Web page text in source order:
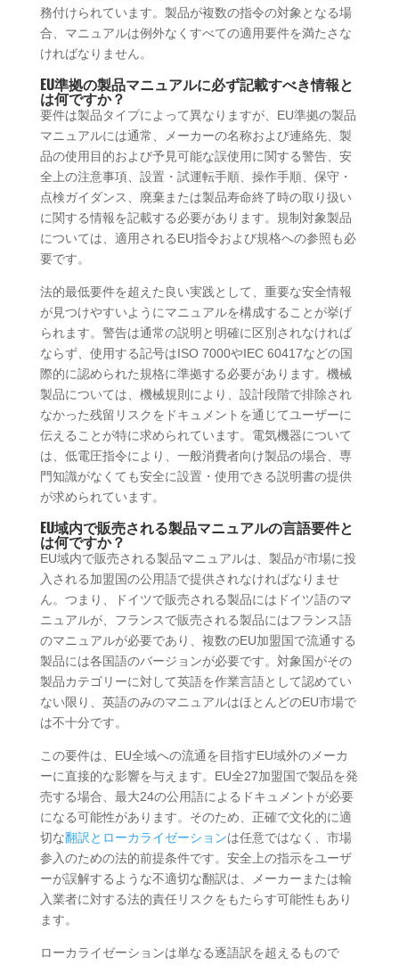
務付けられています。製品が複数の指令の対象となる場
合、マニュアルは例外なくすべての適用要件を満たさな
ければなりません。
EU準拠の製品マニュアルに必ず記載すべき情報と
は何ですか？
要件は製品タイプによって異なりますが、EU準拠の製品
マニュアルには通常、メーカーの名称および連絡先、製
品の使用目的および予見可能な誤使用に関する警告、安
全上の注意事項、設置・試運転手順、操作手順、保守・
点検ガイダンス、廃棄または製品寿命終了時の取り扱い
に関する情報を記載する必要があります。規制対象製品
については、適用されるEU指令および規格への参照も必
要です。
法的最低要件を超えた良い実践として、重要な安全情報
が見つけやすいようにマニュアルを構成することが挙げ
られます。警告は通常の説明と明確に区別されなければ
ならず、使用する記号はISO 7000やIEC 60417などの国
際的に認められた規格に準拠する必要があります。機械
製品については、機械規則により、設計段階で排除され
なかった残留リスクをドキュメントを通じてユーザーに
伝えることが特に求められています。電気機器について
は、低電圧指令により、一般消費者向け製品の場合、専
門知識がなくても安全に設置・使用できる説明書の提供
が求められています。
EU域内で販売される製品マニュアルの言語要件と
は何ですか？
EU域内で販売される製品マニュアルは、製品が市場に投
入される加盟国の公用語で提供されなければなりませ
ん。つまり、ドイツで販売される製品にはドイツ語のマ
ニュアルが、フランスで販売される製品にはフランス語
のマニュアルが必要であり、複数のEU加盟国で流通する
製品には各国語のバージョンが必要です。対象国がその
製品カテゴリーに対して英語を作業言語として認めてい
ない限り、英語のみのマニュアルはほとんどのEU市場で
は不十分です。
この要件は、EU全域への流通を目指すEU域外のメーカ
ーに直接的な影響を与えます。EU全27加盟国で製品を発
売する場合、最大24の公用語によるドキュメントが必要
になる可能性があります。そのため、正確で文化的に適
切な翻訳とローカライゼーションは任意ではなく、市場
参入のための法的前提条件です。安全上の指示をユーザ
ーが誤解するような不適切な翻訳は、メーカーまたは輸
入業者に対する法的責任リスクをもたらす可能性もあり
ます。
ローカライゼーションは単なる逐語訳を超えるもので